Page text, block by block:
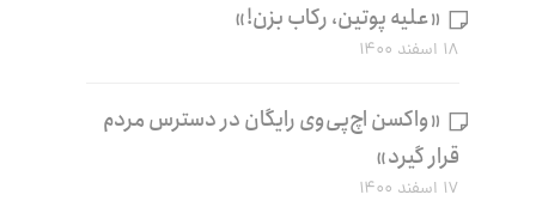
«علیه پوتین، رکاب بزن!»
۱۸ اسفند ۱۴۰۰
«واکسن اچ‌پی‌وی رایگان در دسترس مردم
قرار گیرد»
۱۷ اسفند ۱۴۰۰